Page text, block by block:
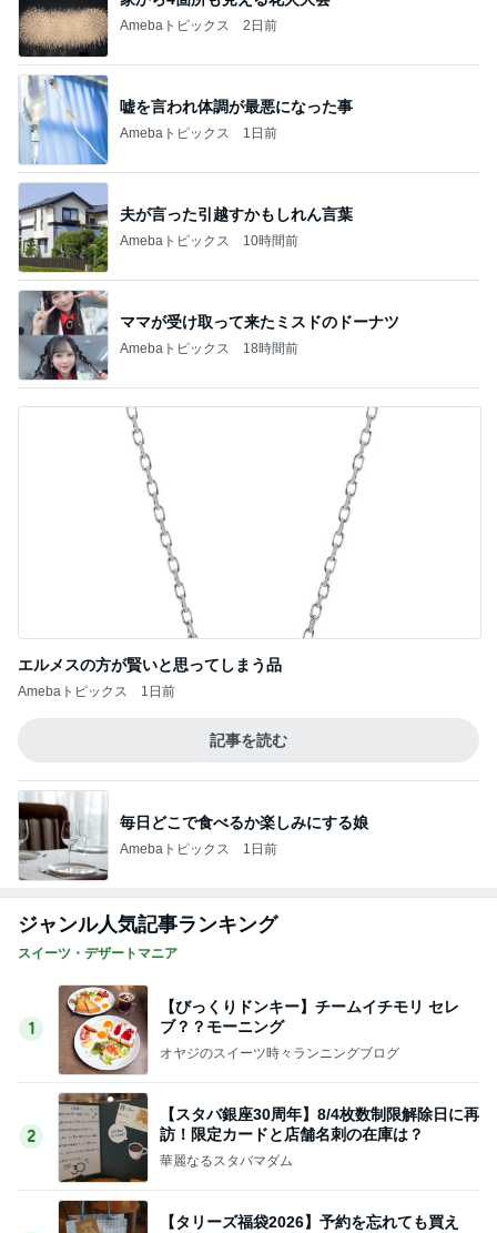
Amebaトピックス 2日前
嘘を言われ体調が最悪になった事
Amebaトピックス 1日前
夫が言った引越すかもしれん言葉
Amebaトピックス 10時間前
ママが受け取って来たミスドのドーナツ
Amebaトピックス 18時間前
エルメスの方が賢いと思ってしまう品
Amebaトピックス 1日前
記事を読む
毎日どこで食べるか楽しみにする娘
Amebaトピックス 1日前
ジャンル人気記事ランキング
スイーツ・デザートマニア
1
【びっくりドンキー】チームイチモリ セレ
ブ？？モーニング
オヤジのスイーツ時々ランニングブログ
2
【スタバ銀座30周年】8/4枚数制限解除日に再
訪！限定カードと店舗名刺の在庫は？
華麗なるスタバマダム
【タリーズ福袋2026】予約を忘れても買え